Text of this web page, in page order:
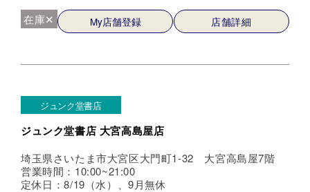
在庫✕ My店舗登録 店舗詳細
ジュンク堂書店
ジュンク堂書店 大宮高島屋店
埼玉県さいたま市大宮区大門町1-32 大宮高島屋7階
営業時間：10:00~21:00
定休日：8/19（水）、9月無休